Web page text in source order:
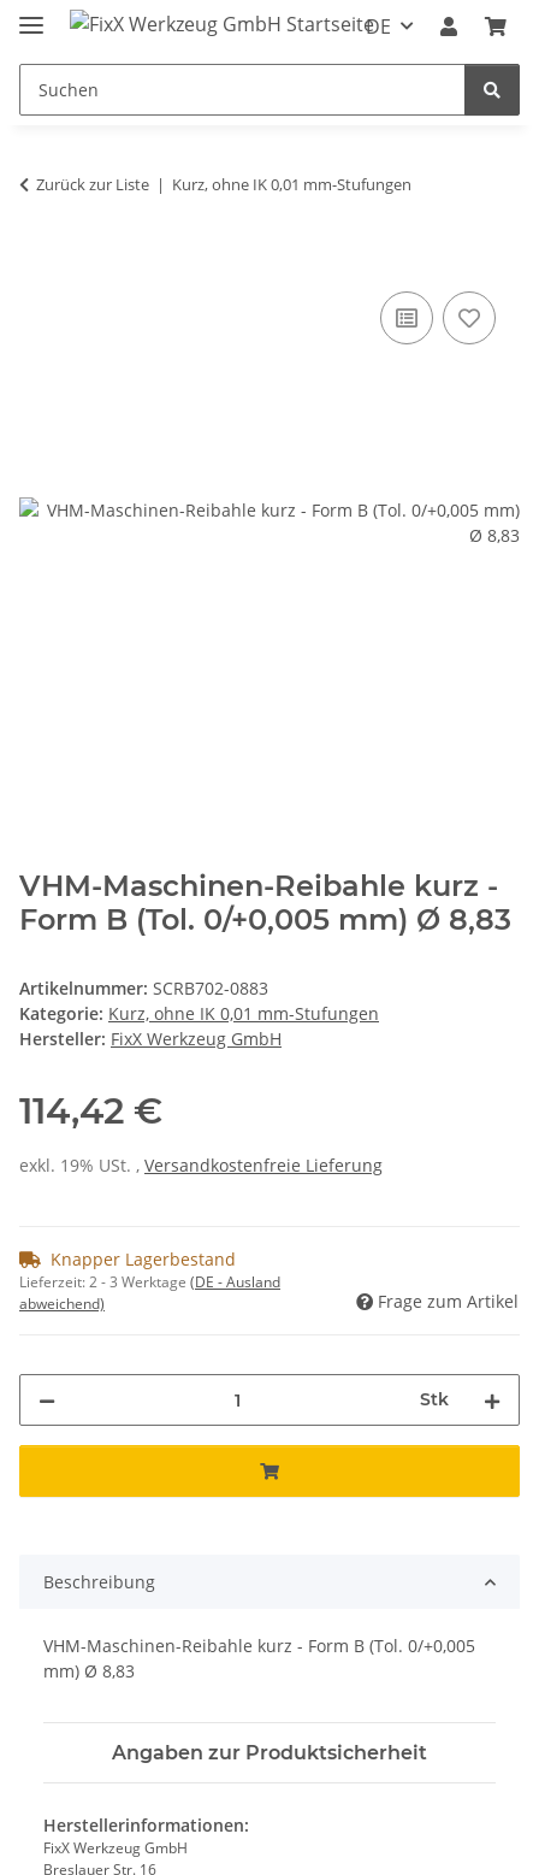
DE
Zurück zur Liste Kurz, ohne IK 0,01 mm-Stufungen
VHM-Maschinen-Reibahle kurz -
Form B (Tol. 0/+0,005 mm) Ø 8,83
Artikelnummer: SCRB702-0883
Kategorie: Kurz, ohne IK 0,01 mm-Stufungen
Hersteller: FixX Werkzeug GmbH
114,42 €
exkl. 19% USt. , Versandkostenfreie Lieferung
Knapper Lagerbestand
Lieferzeit:2 - 3 Werktage (DE - Ausland
abweichend)
Frage zum Artikel
Stk
Beschreibung
VHM-Maschinen-Reibahle kurz - Form B (Tol. 0/+0,005
mm) Ø 8,83
Angaben zur Produktsicherheit
Herstellerinformationen:
FixX Werkzeug GmbH
Breslauer Str. 16